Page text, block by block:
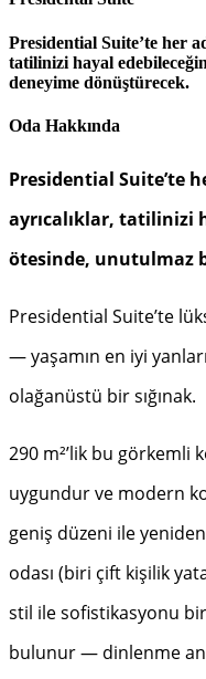
Presidential Suite’te her
tatilinizi hayal
deneyime dönüştürecek.
Oda Hakkında
Presidential Suite’te
ayrıcalıklar, tatilinizi
ötesinde, unutulmaz
Presidential Suite’te
— yaşamın en iyi
olağanüstü bir sığınak.
290 m²’lik bu görkemli
uygundur ve modern
geniş düzeni ile
odası (biri çift kişilik
stil ile sofistikasyonu
bulunur — dinlenme